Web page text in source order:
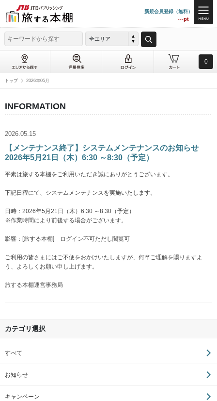
新規会員登録（無料）
---pt
全エリア
0
トップ 2026年05月
INFORMATION
2026.05.15
【メンテナンス終了】システムメンテナンスのお知らせ
2026年5月21日（木）6:30 ～8:30（予定）
平素は旅する本棚をご利用いただき誠にありがとうございます。
下記日程にて、システムメンテナンスを実施いたします。
日時：2026年5月21日（木）6:30 ～8:30（予定）
※作業時間により前後する場合がございます。
影響：[旅する本棚] ログイン不可ただし閲覧可
ご利用の皆さまにはご不便をおかけいたしますが、何卒ご理解を賜りますよ
う、よろしくお願い申し上げます。
旅する本棚運営事務局
カテゴリ選択
すべて
お知らせ
キャンペーン